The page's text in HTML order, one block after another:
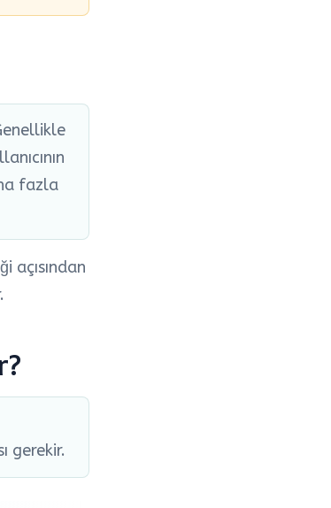
fazla
açısından
gerekir.